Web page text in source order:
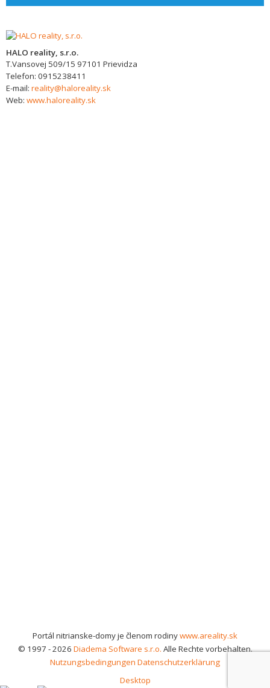
HALO reality, s.r.o.
T.Vansovej 509/15 97101 Prievidza
Telefon: 0915238411
E-mail: reality@haloreality.sk
Web: www.haloreality.sk
Portál nitrianske-domy je členom rodinywww.areality.sk
© 1997 - 2026 Diadema Software s.r.o. Alle Rechte vorbehalten.
Nutzungsbedingungen Datenschutzerklärung
Desktop